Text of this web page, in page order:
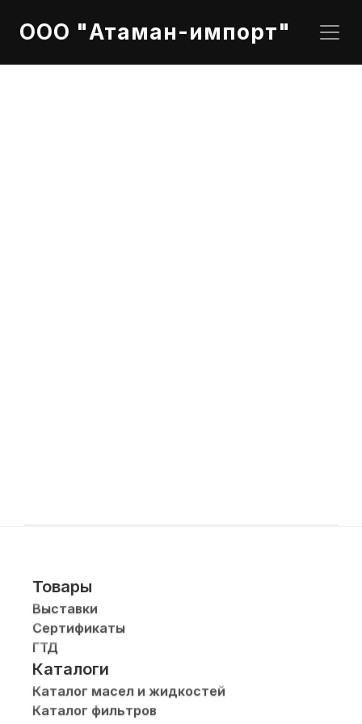
ООО "Атаман-импорт"
Товары
Выставки
Сертификаты
ГТД
Каталоги
Каталог масел и жидкостей
Каталог фильтров